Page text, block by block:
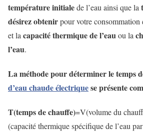
température initialede l’eau ainsi que la
désirez obtenirpour votre consommation
et la capacité thermique de l’eauou la
l’eau.
La méthode pour déterminer le temps
d’eau chaude électriquese présente
T(temps de chauffe)=V(volume du
(capacité thermique spécifique de l’eau